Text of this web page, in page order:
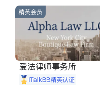
精英会员
爱法律师事务所
iTalkBB精英认证